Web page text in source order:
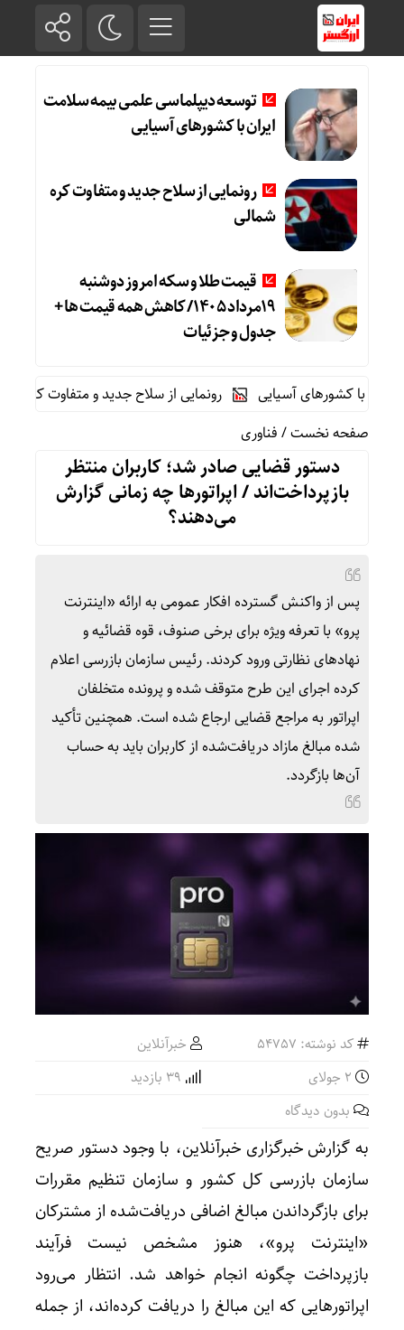
توسعه دیپلماسی علمی بیمه سلامت
ایران با کشورهای آسیایی
رونمایی از سلاح جدید و متفاوت کره
شمالی
قیمت طلا و سکه امروز دوشنبه
19مرداد 1405/ کاهش همه قیمت ها +
جدول و جزئیات
کشورهای آسیایی
رونمایی از سلاح جدید و متفاوت کره شمالی
صفحه نخست/فناوری
دستور قضایی صادر شد؛ کاربران منتظر
بازپرداخت‌اند / اپراتورها چه زمانی گزارش
می‌دهند؟
پس از واکنش گسترده افکار عمومی به ارائه «اینترنت
پرو» با تعرفه ویژه برای برخی صنوف، قوه قضائیه و
نهادهای نظارتی ورود کردند. رئیس سازمان بازرسی اعلام
کرده اجرای این طرح متوقف شده و پرونده متخلفان
اپراتور به مراجع قضایی ارجاع شده است. همچنین تأکید
شده مبالغ مازاد دریافت‌شده از کاربران باید به حساب
آن‌ها بازگردد.
کد نوشته: 54757
خبرآنلاین
بدون دیدگاه
به گزارش خبرگزاری خبرآنلاین، با وجود دستور صریح
سازمان بازرسی کل کشور و سازمان تنظیم مقررات
برای بازگرداندن مبالغ اضافی دریافت‌شده از مشترکان
«اینترنت پرو»، هنوز مشخص نیست فرآیند
بازپرداخت چگونه انجام خواهد شد. انتظار می‌رود
اپراتورهایی که این مبالغ را دریافت کرده‌اند، از جمله